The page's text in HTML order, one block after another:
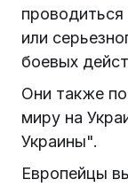
проводиться
или
боевых
Они также
миру на
Украины".
Европейцы